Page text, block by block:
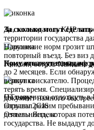
Да, законодатель КНР
территории государства
Нарушение норм грозит
повторный въезд. Без виз
Гонконг, остров Хайнань
За сколько могут
При самостоятельном
до 2 месяцев. Если
вернут соискателю.
терять время.
документ намного
Кому откажут в выдаче
Не получится отдохнуть
нарушал режим
деятельность, которая
государства. Не выдадут
ОТзывы
Отзывы 2GIS
Отзывы Яндекс